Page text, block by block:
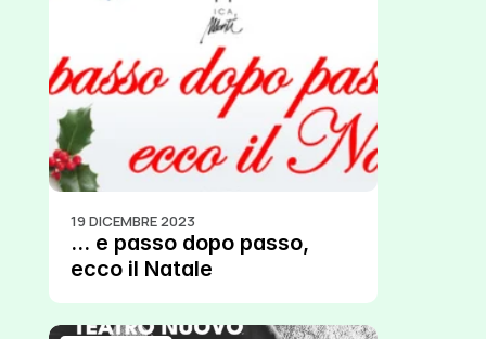
19 DICEMBRE 2023
… e passo dopo passo,
ecco il Natale